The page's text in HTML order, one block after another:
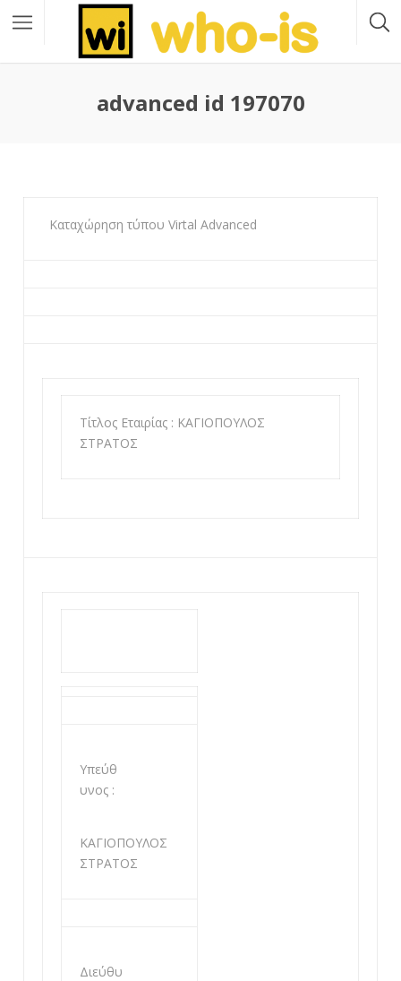
advanced id 197070
Καταχώρηση τύπου Virtal Advanced
Τίτλος Εταιρίας : ΚΑΓΙΟΠΟΥΛΟΣ
ΣΤΡΑΤΟΣ
Υπεύθ
υνος :
ΚΑΓΙΟΠΟΥΛΟΣ
ΣΤΡΑΤΟΣ
Διεύθυ